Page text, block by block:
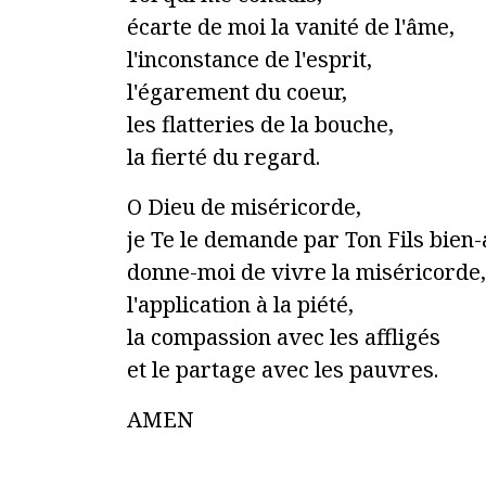
écarte de moi la vanité de l'âme,
l'inconstance de l'esprit,
l'égarement du coeur,
les flatteries de la bouche,
la fierté du regard.
O Dieu de miséricorde,
je Te le demande par Ton Fils
donne-moi de vivre la miséricorde,
l'application à la piété,
la compassion avec les affligés
et le partage avec les pauvres.
AMEN